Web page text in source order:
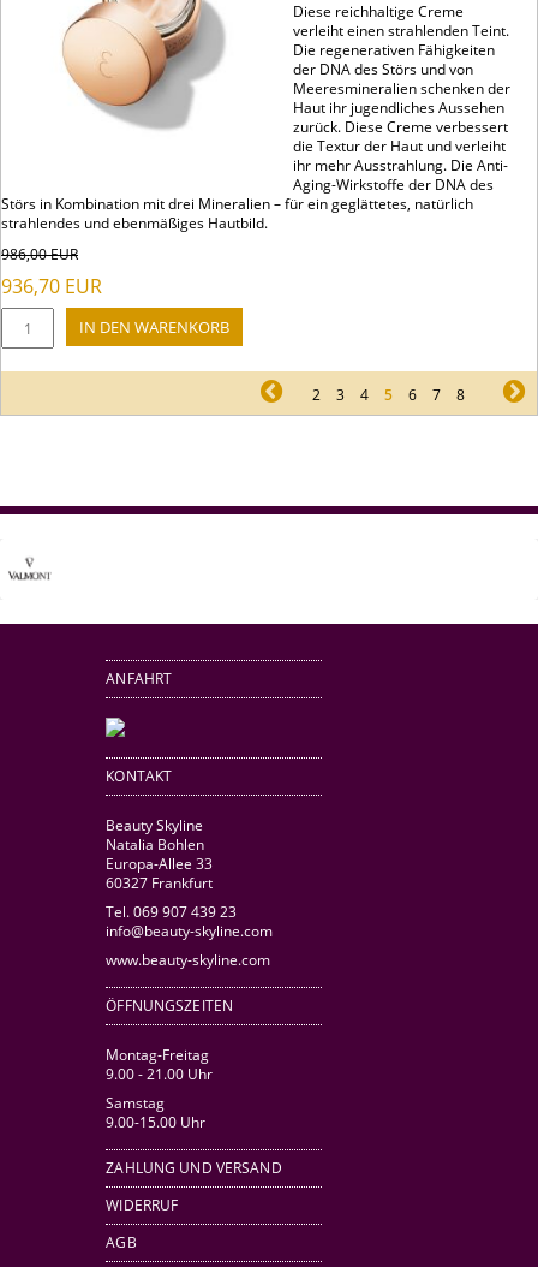
Diese reichhaltige Creme
verleiht einen strahlenden Teint.
Die regenerativen Fähigkeiten
der DNA des Störs und von
Meeresmineralien schenken der
Haut ihr jugendliches Aussehen
zurück. Diese Creme verbessert
die Textur der Haut und verleiht
ihr mehr Ausstrahlung. Die Anti-
Aging-Wirkstoffe der DNA des
Störs in Kombination mit drei Mineralien – für ein geglättetes, natürlich
strahlendes und ebenmäßiges Hautbild.
986,00EUR
936,70 EUR
pr 2 3 4 5 6 7 8
ANFAHRT
KONTAKT
Beauty Skyline
Natalia Bohlen
Europa-Allee 33
60327 Frankfurt
Tel. 069 907 439 23
info@beauty-skyline.com
www.beauty-skyline.com
ÖFFNUNGSZEITEN
Montag-Freitag
9.00 - 21.00 Uhr
Samstag
9.00-15.00 Uhr
ZAHLUNG UND VERSAND
WIDERRUF
AGB